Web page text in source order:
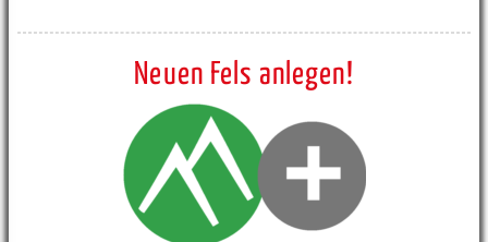
Neuen Fels anlegen!